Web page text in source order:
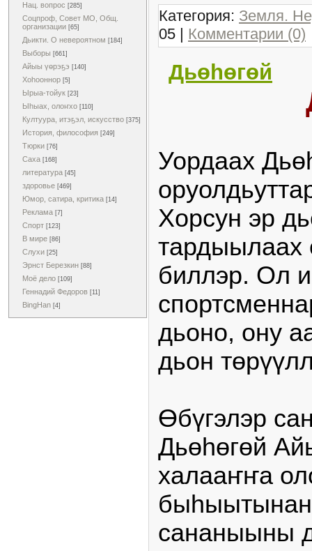
Нац. вопрос [285]
Соцпроф, Совет МО, Общ.
организации [65]
Дьикти. О невероятном [184]
Выборы [661]
Айыы үөрэҕэ [140]
Хоһооннор [5]
Ырыа-тойук [23]
Ыһыах, олоҥхо [110]
Култуура, итэҕэл, искусство [375]
История, философия [249]
Тюрки [76]
Саха [168]
литература [45]
здоровье [469]
Юмор, сатира, критика [14]
Реклама [7]
Спорт [123]
В мире [86]
Слухи [25]
Эрнст Березкин [88]
Моё дело [109]
Геннадий Федоров [11]
BingHan [4]
Категория: Земля.
05 | Комментарии (0)
Дьөһөгөй
Уордаах
Хорсун эр
тардыылаах
биллэр. Ол
дьоно, ону
дьон
Өбүгэлэр
Дьөһөгөй
халааҥҥа
быһыытынан
сананыыны